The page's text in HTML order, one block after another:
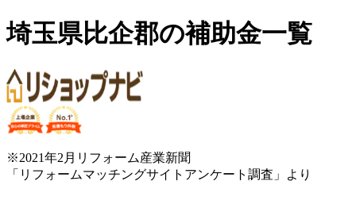
埼玉県比企郡の補助金一覧
※2021年2月リフォーム産業新聞
「リフォームマッチングサイトアンケート調査」より